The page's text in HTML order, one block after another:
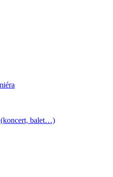
balet…)